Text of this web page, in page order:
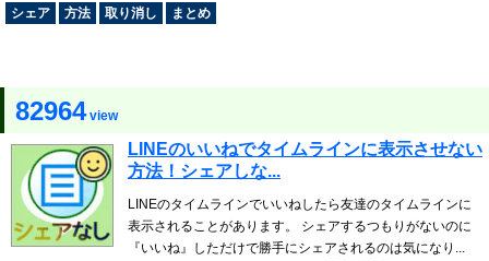
シェア
方法 取り消し まとめ
82964view
LINEのいいねでタイムラインに表示させない
方法！シェアしな...
LINEのタイムラインでいいねしたら友達のタイムラインに
表示されることがあります。 シェアするつもりがないのに
『いいね』しただけで勝手にシェアされるのは気になり...